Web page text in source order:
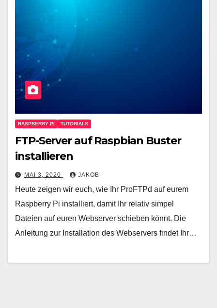
RASPBERRY PI TUTORIALS
FTP-Server auf Raspbian Buster
installieren
MAI 3, 2020 JAKOB
Heute zeigen wir euch, wie Ihr ProFTPd auf eurem
Raspberry Pi installiert, damit Ihr relativ simpel
Dateien auf euren Webserver schieben könnt. Die
Anleitung zur Installation des Webservers findet Ihr…